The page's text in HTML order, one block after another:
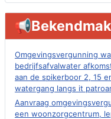
Omgevingsvergunning
bedrijfsafvalwater
aan de spikerboor 2, 15
watergang langs it
Aanvraag
een woonzorgcentrum,